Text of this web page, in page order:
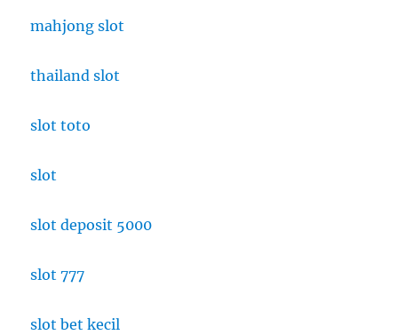
mahjong slot
thailand slot
slot toto
slot
slot deposit 5000
slot 777
slot bet kecil